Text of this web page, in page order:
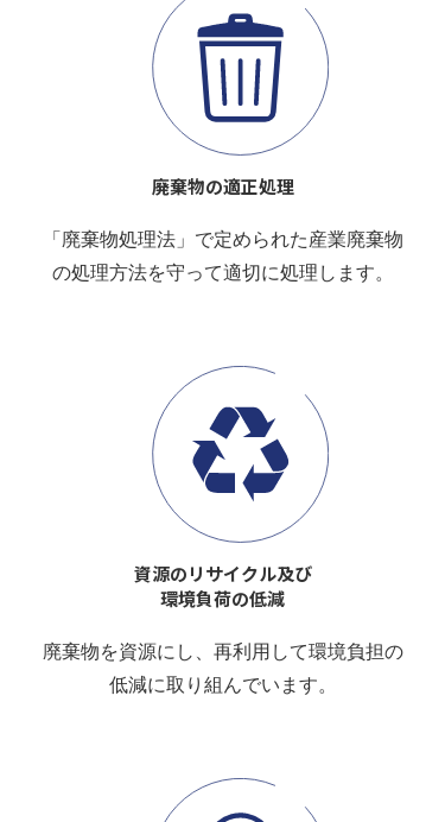
廃棄物の適正処理
「廃棄物処理法」で定められた産業廃棄物
の処理方法を守って適切に処理します。
資源のリサイクル及び
環境負荷の低減
廃棄物を資源にし、再利用して環境負担の
低減に取り組んでいます。